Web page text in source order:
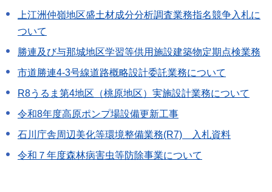
上江洲仲嶺地区盛土材成分分析調査業務指名競争入札に
ついて
勝連及び与那城地区学習等供用施設建築物定期点検業務
市道勝連4-3号線道路概略設計委託業務について
R8うるま第4地区（桃原地区）実施設計業務について
令和8年度高原ポンプ場設備更新工事
石川庁舎周辺美化等環境整備業務(R7) 入札資料
令和７年度森林病害虫等防除事業について